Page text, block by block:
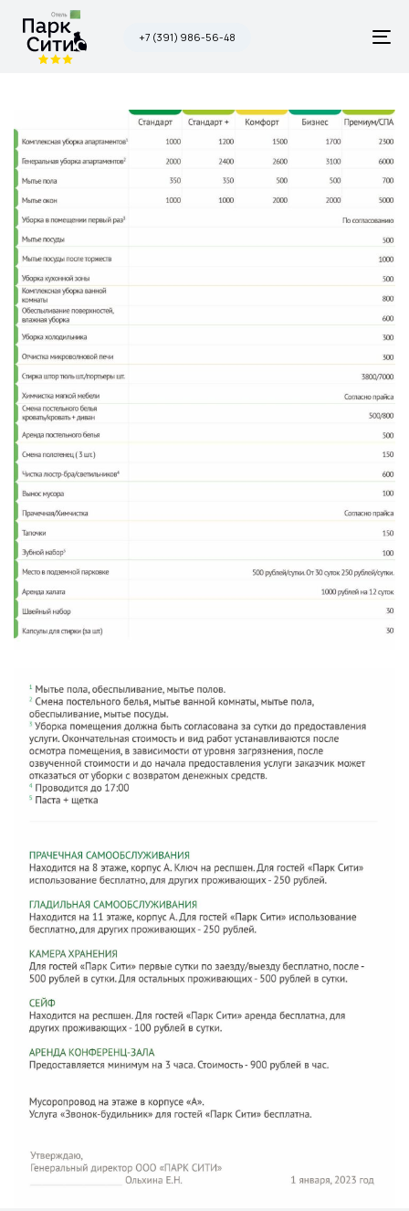
links
primary
content
+7 (391) 986-56-48